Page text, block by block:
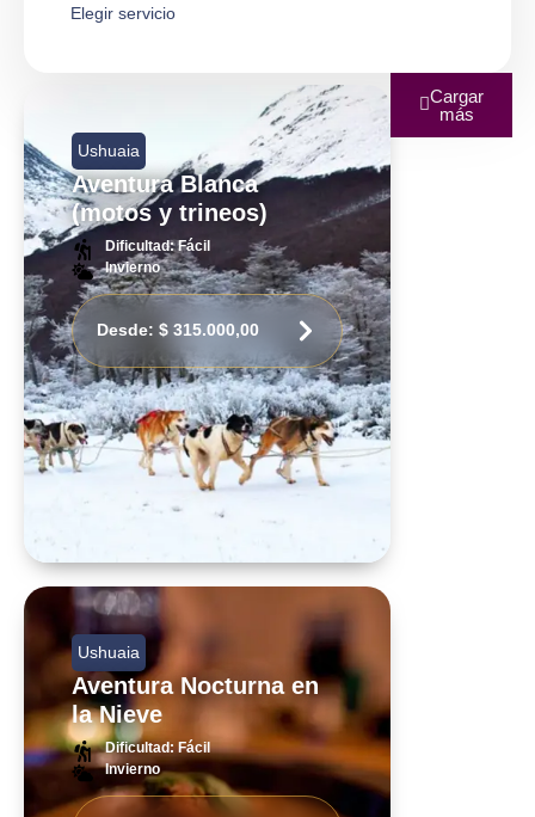
Ushuaia
Aventura Blanca
(motos y trineos)
Dificultad: Fácil
Invierno
Desde: $ 315.000,00
Ushuaia
Aventura Nocturna en
la Nieve
Dificultad: Fácil
Invierno
Cargar
más